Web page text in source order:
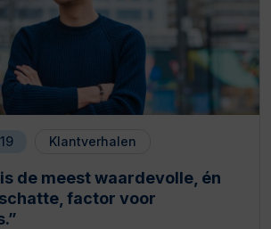
Klantverhalen
de meest waardevolle, én
factor voor